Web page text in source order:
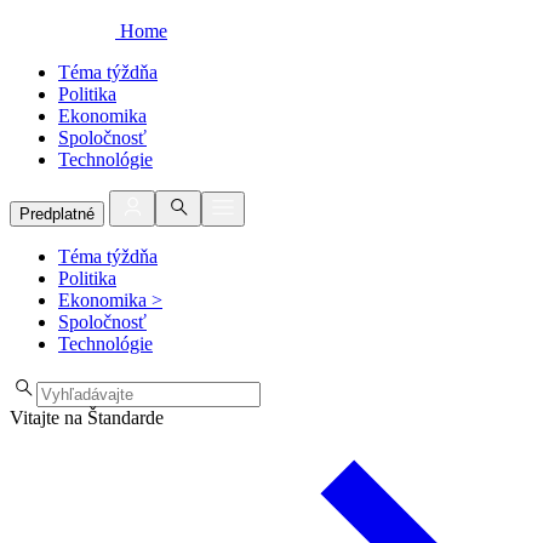
Home
Téma týždňa
Politika
Ekonomika
Spoločnosť
Technológie
Predplatné
Téma týždňa
Politika
Ekonomika >
Spoločnosť
Technológie
Vitajte na Štandarde